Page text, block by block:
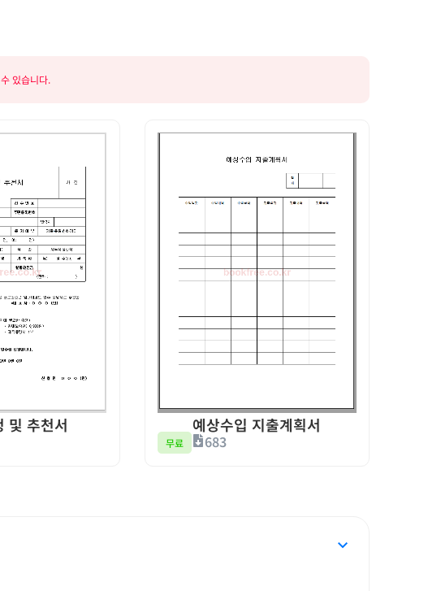
있습니다.
및 추천서 예상수입 지출계획서
무료 683